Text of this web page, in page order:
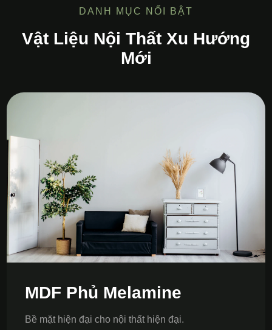
DANH MỤC NỔI BẬT
Vật Liệu Nội Thất Xu Hướng
Mới
MDF Phủ Melamine
Bề mặt hiện đại cho nội thất hiện đại.